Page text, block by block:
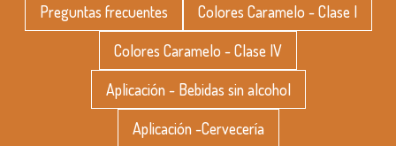
Preguntas frecuentes
Colores Caramelo - Clase I
Colores Caramelo - Clase IV
Aplicación - Bebidas sin alcohol
Aplicación -Cervecería